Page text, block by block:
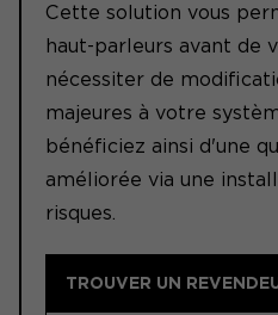
Cette solution vous
haut-parleurs avant de
nécessiter de
majeures à votre
bénéficiez ainsi d'une
améliorée via une
risques.
TROUVER UN